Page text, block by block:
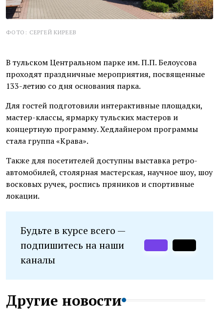
ФОТО: СЕРГЕЙ КИРЕЕВ
В тульском Центральном парке им. П.П. Белоусова
проходят праздничные мероприятия, посвященные
133-летию со дня основания парка.
Для гостей подготовили интерактивные площадки,
мастер-классы, ярмарку тульских мастеров и
концертную программу. Хедлайнером программы
стала группа «Крава».
Также для посетителей доступны выставка ретро-
автомобилей, столярная мастерская, научное шоу, шоу
восковых ручек, роспись пряников и спортивные
локации.
Будьте в курсе всего —
подпишитесь на наши
каналы
Другие новости